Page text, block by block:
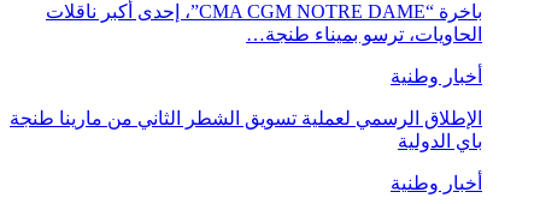
باخرة “CMA CGM NOTRE DAME”، إحدى أكبر ناقلات
الحاويات، ترسو بميناء طنجة…
أخبار وطنية
الإطلاق الرسمي لعملية تسويق الشطر الثاني من مارينا طنجة
باي الدولية
أخبار وطنية